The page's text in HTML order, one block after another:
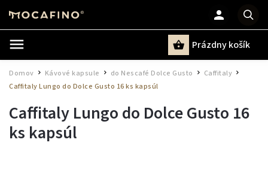
Prázdny košík
Domov Kávové kapsule do Nescafé Dolce Gusto Caffitaly /
Caffitaly Lungo do Dolce Gusto 16 ks kapsúl
Caffitaly Lungo do Dolce Gusto 16
ks kapsúl